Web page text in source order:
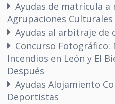
Ayudas de matrícula a
Agrupaciones Culturales
Ayudas al arbitraje de
Concurso Fotográfico:
Incendios en León y El
Después
Ayudas Alojamiento
Deportistas